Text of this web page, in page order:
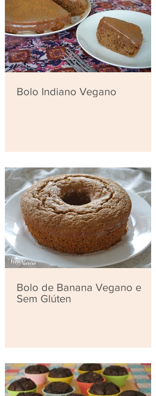
Bolo Indiano Vegano
Bolo de Banana Vegano e
Sem Glúten